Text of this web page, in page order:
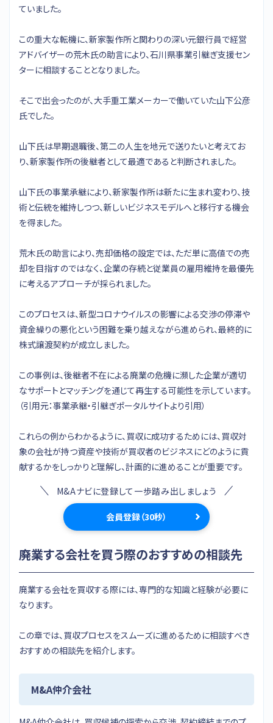
ていました。
この重大な転機に、新家製作所と関わりの深い元銀行員で経営
アドバイザーの荒木氏の助言により、石川県事業引継ぎ支援セン
ターに相談することとなりました。
そこで出会ったのが、大手重工業メーカーで働いていた山下公彦
氏でした。
山下氏は早期退職後、第二の人生を地元で送りたいと考えてお
り、新家製作所の後継者として最適であると判断されました。
山下氏の事業承継により、新家製作所は新たに生まれ変わり、技
術と伝統を維持しつつ、新しいビジネスモデルへと移行する機会
を得ました。
荒木氏の助言により、売却価格の設定では、ただ単に高値での売
却を目指すのではなく、企業の存続と従業員の雇用維持を最優先
に考えるアプローチが採られました。
このプロセスは、新型コロナウイルスの影響による交渉の停滞や
資金繰りの悪化という困難を乗り越えながら進められ、最終的に
株式譲渡契約が成立しました。
この事例は、後継者不在による廃業の危機に瀕した企業が適切
なサポートとマッチングを通じて再生する可能性を示しています。
（引用元：事業承継・引継ぎポータルサイトより引用）
これらの例からわかるように、買収に成功するためには、買収対
象の会社が持つ資産や技術が買収者のビジネスにどのように貢
献するかをしっかりと理解し、計画的に進めることが重要です。
M&Aナビに登録して一歩踏み出しましょう
会員登録（30秒）
廃業する会社を買う際のおすすめの相談先
廃業する会社を買収する際には、専門的な知識と経験が必要に
なります。
この章では、買収プロセスをスムーズに進めるために相談すべき
おすすめの相談先を紹介します。
M&A仲介会社